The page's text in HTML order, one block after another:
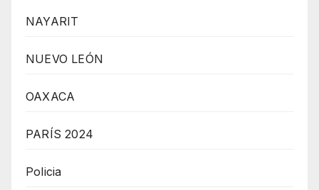
NAYARIT
NUEVO LEÓN
OAXACA
PARÍS 2024
Policia